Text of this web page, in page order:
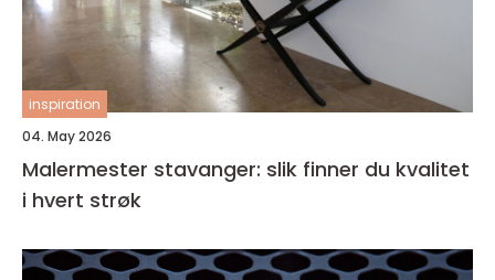
inspiration
04. May 2026
Malermester stavanger: slik finner du kvalitet
i hvert strøk